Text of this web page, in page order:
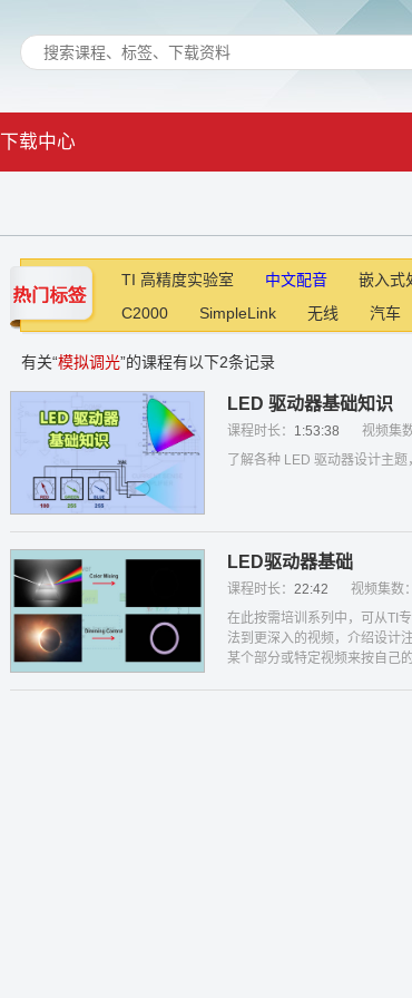
下载中心
TI 高精度实验室 中文配音 嵌入式
C2000
SimpleLink 无线 汽车
有关“模拟调光”的课程有以下2条记录
LED 驱动器基础知识
课程时长： 1:53:38 视频集数
了解各种 LED 驱动器设计主
LED驱动器基础
课程时长： 22:42 视频集数：
在此按需培训系列中，可从TI
法到更深入的视频，介绍设计
某个部分或特定视频来按自己